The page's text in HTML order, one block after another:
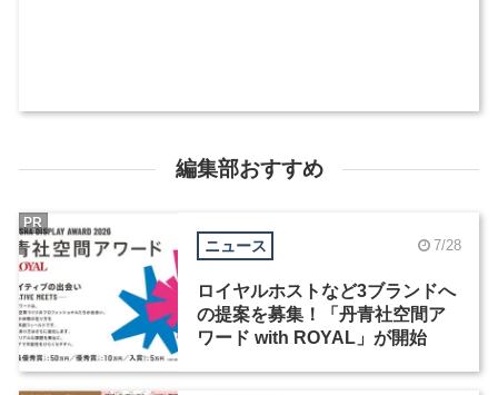
編集部おすすめ
ニュース 7/28
ロイヤルホストなど3ブランドへ
の提案を募集！「丹青社空間ア
ワード with ROYAL」が開始
PR